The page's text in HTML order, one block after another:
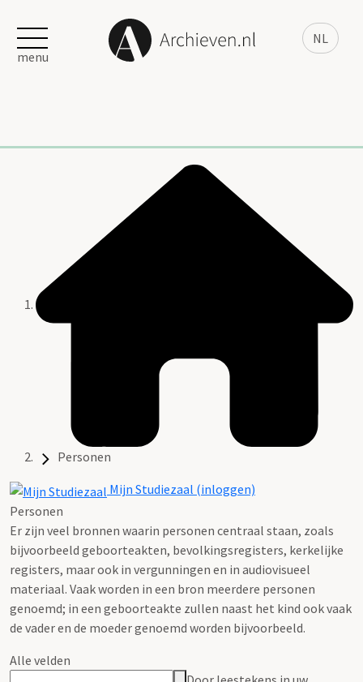
NL
menu
Personen
Mijn Studiezaal (inloggen)
Personen
Er zijn veel bronnen waarin personen centraal staan, zoals
bijvoorbeeld geboorteakten, bevolkingsregisters, kerkelijke
registers, maar ook in vergunningen en in audiovisueel
materiaal. Vaak worden in een bron meerdere personen
genoemd; in een geboorteakte zullen naast het kind ook vaak
de vader en de moeder genoemd worden bijvoorbeeld.
Alle velden